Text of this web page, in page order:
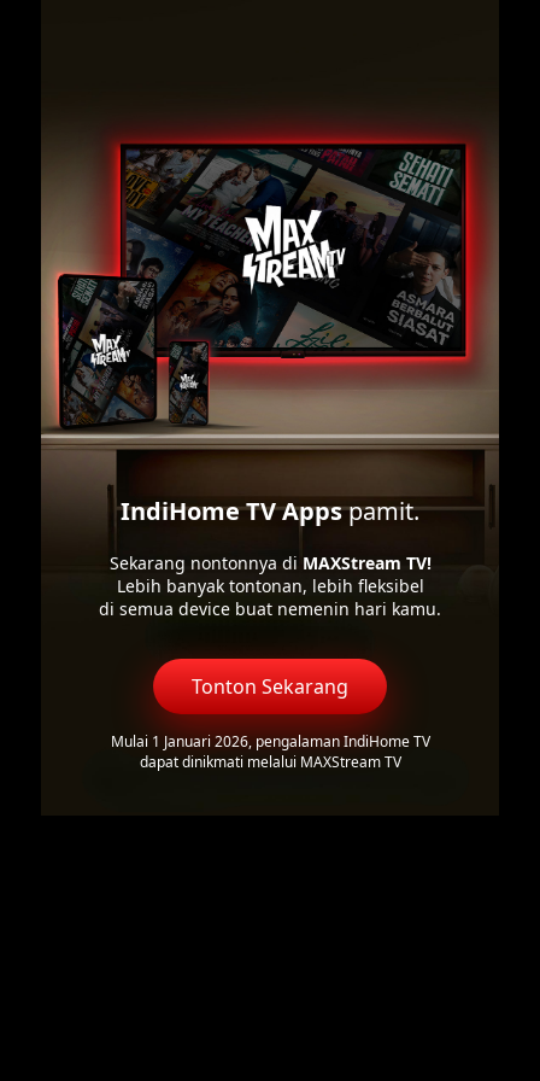
IndiHome TV Appspamit.
Sekarang nontonnya di MAXStream TV!
Lebih banyak tontonan, lebih fleksibel
di semua device buat nemenin hari kamu.
Tonton Sekarang
Mulai 1 Januari 2026, pengalaman IndiHome TV
dapat dinikmati melalui MAXStream TV